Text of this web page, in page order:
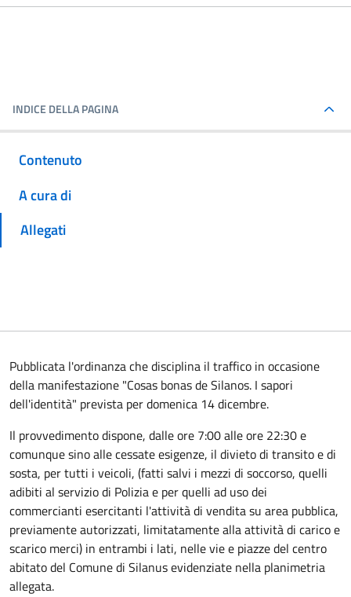
INDICE DELLA PAGINA
Contenuto
A cura di
Allegati
Pubblicata l'ordinanza che disciplina il traffico in occasione
della manifestazione "Cosas bonas de Silanos. I sapori
dell'identità" prevista per domenica 14 dicembre.
Il provvedimento dispone, dalle ore 7:00 alle ore 22:30 e
comunque sino alle cessate esigenze, il divieto di transito e di
sosta, per tutti i veicoli, (fatti salvi i mezzi di soccorso, quelli
adibiti al servizio di Polizia e per quelli ad uso dei
commercianti esercitanti l'attività di vendita su area pubblica,
previamente autorizzati, limitatamente alla attività di carico e
scarico merci) in entrambi i lati, nelle vie e piazze del centro
abitato del Comune di Silanus evidenziate nella planimetria
allegata.